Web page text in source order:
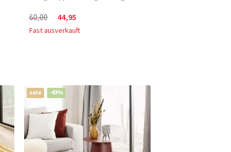
60,00 44,95
Fast ausverkauft
sale -43%